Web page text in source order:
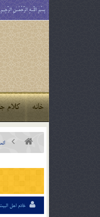
بِسْمِ اللَّـهِ الرَّحْمَـٰنِ الرَّحِيمِ
خانه کلام
خادم اهل